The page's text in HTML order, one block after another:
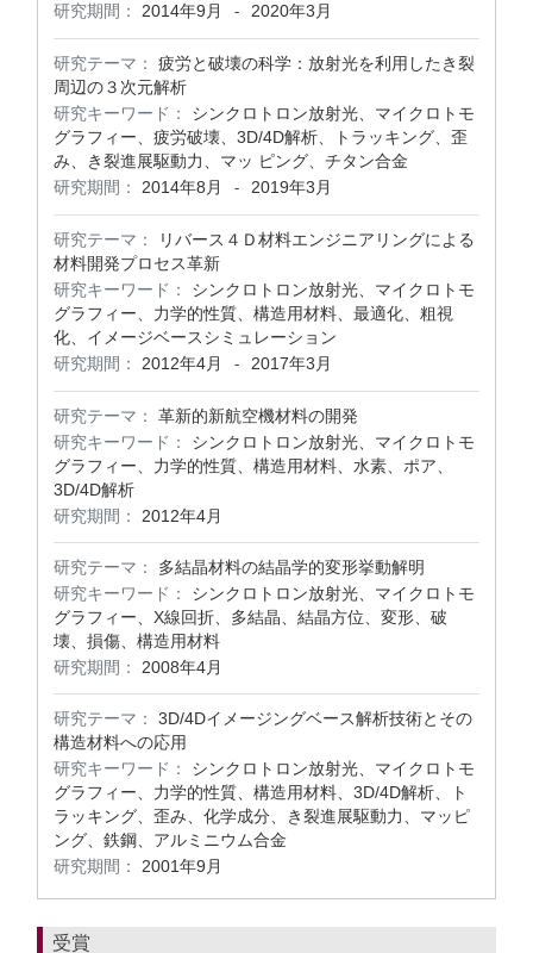
研究期間：
2014年9月 - 2020年3月
研究テーマ：
疲労と破壊の科学：放射光を利用したき裂
周辺の３次元解析
研究キーワード：
シンクロトロン放射光、マイクロトモ
グラフィー、疲労破壊、3D/4D解析、トラッキング、歪
み、き裂進展駆動力、マッ ピング、チタン合金
研究期間：
2014年8月 - 2019年3月
研究テーマ：
リバース４Ｄ材料エンジニアリングによる
材料開発プロセス革新
研究キーワード：
シンクロトロン放射光、マイクロトモ
グラフィー、力学的性質、構造用材料、最適化、粗視
化、イメージベースシミュレーション
研究期間：
2012年4月 - 2017年3月
研究テーマ：
革新的新航空機材料の開発
研究キーワード：
シンクロトロン放射光、マイクロトモ
グラフィー、力学的性質、構造用材料、水素、ポア、
3D/4D解析
研究期間：
2012年4月
研究テーマ：
多結晶材料の結晶学的変形挙動解明
研究キーワード：
シンクロトロン放射光、マイクロトモ
グラフィー、X線回折、多結晶、結晶方位、変形、破
壊、損傷、構造用材料
研究期間：
2008年4月
研究テーマ：
3D/4Dイメージングベース解析技術とその
構造材料への応用
研究キーワード：
シンクロトロン放射光、マイクロトモ
グラフィー、力学的性質、構造用材料、3D/4D解析、ト
ラッキング、歪み、化学成分、き裂進展駆動力、マッピ
ング、鉄鋼、アルミニウム合金
研究期間：
2001年9月
受賞